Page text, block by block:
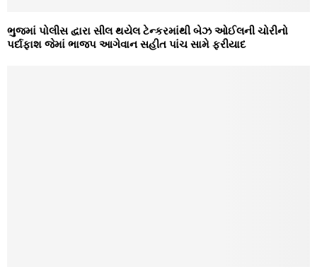
ભુજમાં પોલીસ દ્વારા સીલ થયેલ ટેન્કરમાંથી બેઝ ઓઈલની ચોરીનો
પર્દાફાશ જેમાં ભાજપ આગેવાન સહીત પાંચ સામે ફરીયાદ